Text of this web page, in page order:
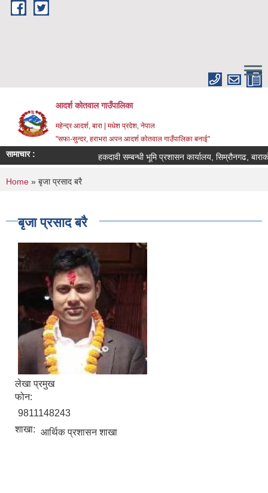
Skip to main content
आदर्श कोतवाल गाउँपालिका
महेन्द्र आदर्श, बारा | मधेश प्रदेश, नेपाल
"सफा-सुन्दर, हराभरा अपन आदर्श कोतवाल गाउँपालिका बनाई"
सामाचार : हकदावी सम्बन्धी भूमि प्रशासन कार्यालय, सिम्रौनगढ,
You are here
Home » बृजा प्रसाद बरै
बृजा प्रसाद बरै
लेखा प्रमुख
फोन:
9811148243
शाखा: आर्थिक प्रशासन शाखा